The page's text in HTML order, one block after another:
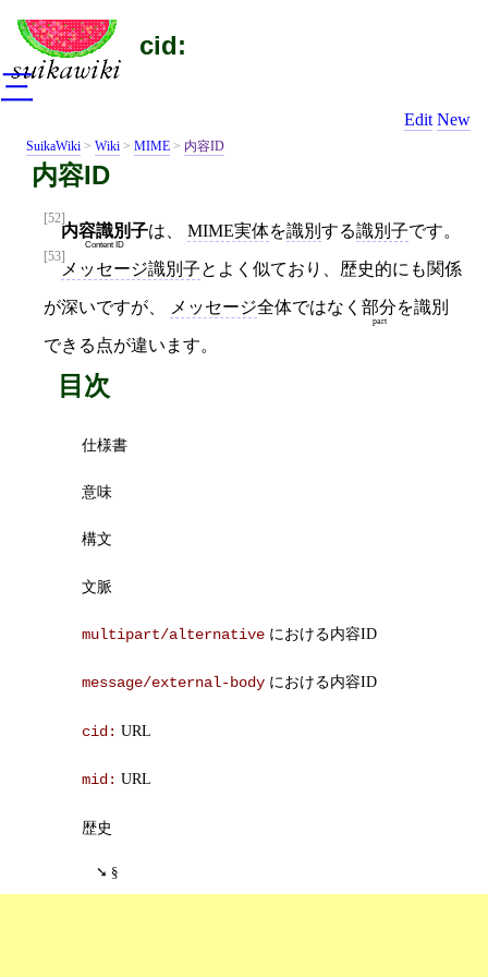
cid:
Edit New
SuikaWiki > Wiki > MIME > 内容ID
内容ID
[52]
内容識別子
Content ID
は、 MIME実体を識別 する識別子です。
[53]
メッセージ識別子とよく似ており、歴史的にも関係
が深いですが、 メッセージ全体ではなく 部分
part
を識別
できる点が違います。
目次
仕様書
意味
構文
文脈
multipart/alternativeにおける内容ID
message/external-bodyにおける内容ID
cid: URL
mid: URL
歴史
§
三